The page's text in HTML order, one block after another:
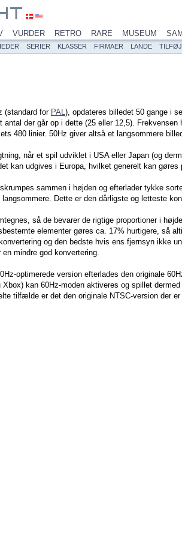
VURDER RETRO RARE MUSEUM
SERIER KLASSER FIRMAER LANDE TILFØJ
(standard for PAL), opdateres billedet 50 gange i
antal der går op i dette (25 eller 12,5).
480 linier. 50Hz giver altså et langsommere
når et spil udviklet i USA eller Japan (og
kan udgives i Europa, hvilket generelt kan gøres
sammen i højden og efterlader tykke
Dette er den dårligste og letteste
så de bevarer de rigtige proportioner i
elementer gøres ca. 17% hurtigere, så
og den bedste hvis ens fjernsyn ikke
mindre god konvertering.
optimerede version efterlades den originale
kan 60Hz-moden aktiveres og spillet
tilfælde er det den originale NTSC-version der